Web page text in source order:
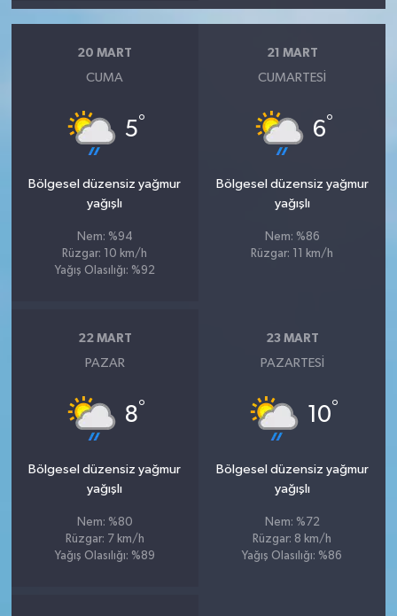
20 MART
CUMA
5°
Bölgesel düzensiz yağmur
yağışlı
Nem: %94
Rüzgar: 10 km/h
Yağış Olasılığı: %92
21 MART
CUMARTESI
6°
Bölgesel düzensiz yağmur
yağışlı
Nem: %86
Rüzgar: 11 km/h
22 MART
PAZAR
8°
Bölgesel düzensiz yağmur
yağışlı
Nem: %80
Rüzgar: 7 km/h
Yağış Olasılığı: %89
23 MART
PAZARTESI
10°
Bölgesel düzensiz yağmur
yağışlı
Nem: %72
Rüzgar: 8 km/h
Yağış Olasılığı: %86